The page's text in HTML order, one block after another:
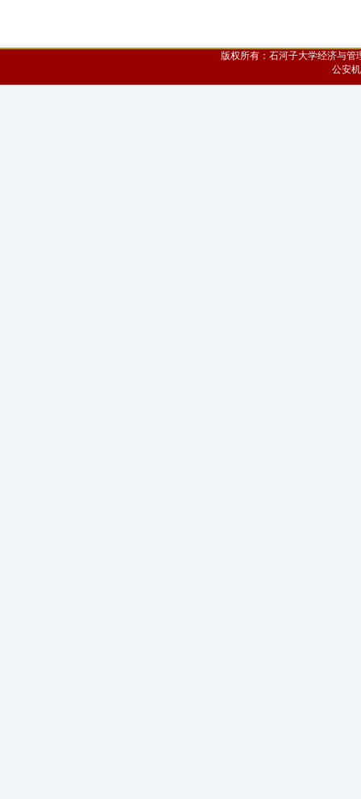
版权所有：石河子大学经济与
公安